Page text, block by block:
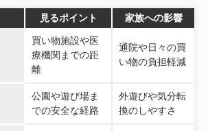
見るポイント 家族への影響
買い物施設や医
療機関までの距
離
通院や日々の買
い物の負担軽減
公園や遊び場ま
での安全な経路
外遊びや気分転
換のしやすさ